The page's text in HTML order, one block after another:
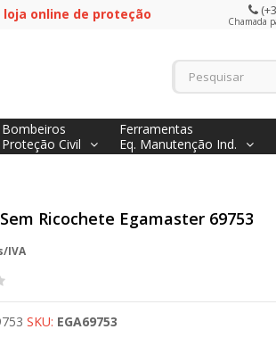
loja online de proteção Chamada
Bombeiros
Proteção Civil
Ferramentas
Eq. Manutenção Ind.
Ricochete Egamaster 69753
IVA
SKU: EGA69753